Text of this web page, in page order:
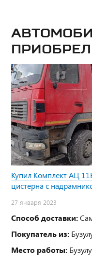
Купил Комплект АЦ
цистерна с
27 января 2023
Способ доставки:
Покупатель из:
Место работы: